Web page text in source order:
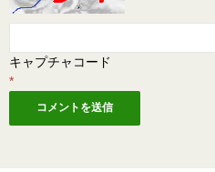
キャプチャコード
*